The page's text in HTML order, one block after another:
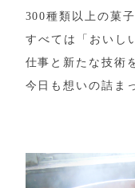
300種類以上の菓
すべては「おいし
仕事と新たな技術
今日も想いの詰ま